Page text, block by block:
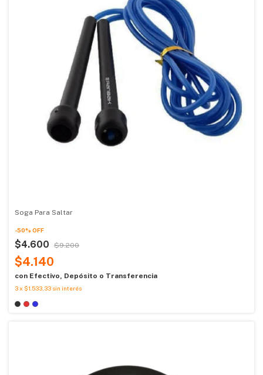
Soga Para Saltar
-50% OFF
$4.600 $9.200
$4.140
con Efectivo, Depósito o Transferencia
3x $1.533,33 sin interés